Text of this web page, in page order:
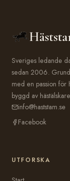
Sveriges ledande
sedan 2006.
med en passion
byggd av
info@haststam.se
Facebook
UTFORSKA